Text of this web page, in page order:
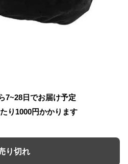
7~28日でお届け予定
り 1000円かかります
り切れ